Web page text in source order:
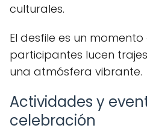
culturales.
El desfile es un
participantes lucen
una atmósfera vibrante.
Actividades y
celebración